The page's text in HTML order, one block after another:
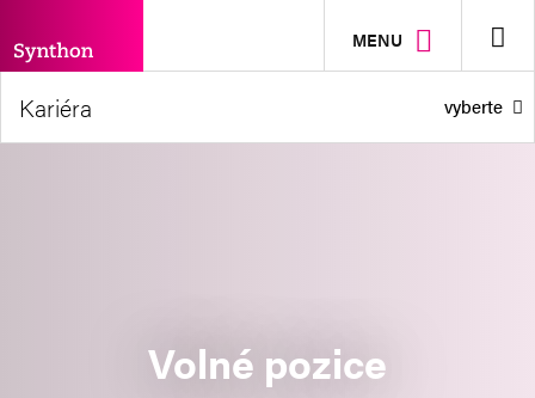
MENU
Kariéra vyberte
Volné pozice